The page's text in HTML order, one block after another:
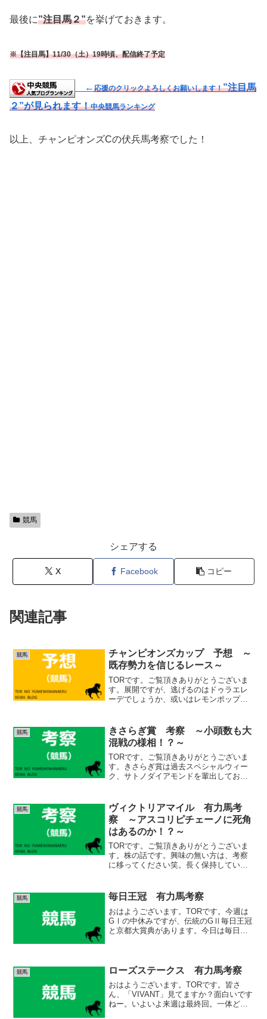
最後に”注目馬２”を挙げておきます。
※【注目馬】11/30（土）19時頃、配信終了予定
← 応援のクリックよろしくお願いします！”注目馬
２”が見られます！中央競馬ランキング
以上、チャンピオンズCの伏兵馬考察でした！
競馬
シェアする
X Facebook コピー
関連記事
競馬
チャンピオンズカップ 予想 ～
既存勢力を信じるレース～
TORです。ご覧頂きありがとうございま
す。展開ですが、逃げるのはドゥラエレ
ーデでしょうか、或いはレモンポップも
グリアス、アイコンテーラー辺りはいつ
もの先行策ではなく、差...
競馬
きさらぎ賞 考察 ～小頭数も大
混戦の様相！？～
TORです。ご覧頂きありがとうございま
す。きさらぎ賞は過去スペシャルウィー
ク、サトノダイアモンドを輩出しており
かなという印象です。唯一ビザンチンド
リームはここを圧勝する...
競馬
ヴィクトリアマイル 有力馬考
察 ～アスコリピチェーノに死角
はあるのか！？～
TORです。ご覧頂きありがとうございま
す。株の話です。興味の無い方は、考察
に移ってください笑。長く保持していた
の回復は一時的で長く株安（不景気）に
陥ると唱えている方がい...
競馬 毎日王冠 有力馬考察
おはようございます。TORです。今週は
GⅠの中休みですが、伝統のGⅡ毎日王冠
と京都大賞典があります。今日は毎日王
競馬 ローズステークス 有力馬考察
おはようございます。TORです。皆さ
ん、「VIVANT」見てますか？面白いです
ねー。いよいよ来週は最終回。一体どん